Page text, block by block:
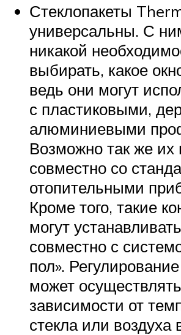
Стеклопакеты
универсальны. С
никакой
выбирать, какое
ведь они могут
с пластиковыми,
алюминиевыми
Возможно так же
совместно со
отопительными
Кроме того, такие
могут
совместно с
пол».
может
зависимости от
стекла или воздуха